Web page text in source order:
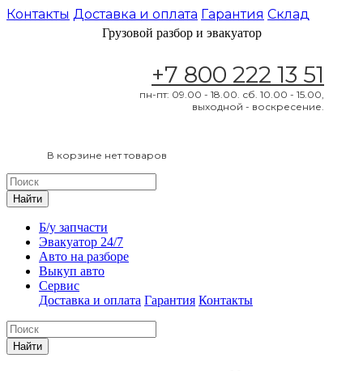
Контакты Доставка и оплата Гарантия Склад
Грузовой разбор и эвакуатор
+7 800 222 13 51
пн-пт: 09.00 - 18.00. сб. 10.00 - 15.00,
выходной - воскресение.
В корзине нет товаров
Найти
Б/у запчасти
Эвакуатор 24/7
Авто на разборе
Выкуп авто
Сервис
Доставка и оплата Гарантия Контакты
Найти